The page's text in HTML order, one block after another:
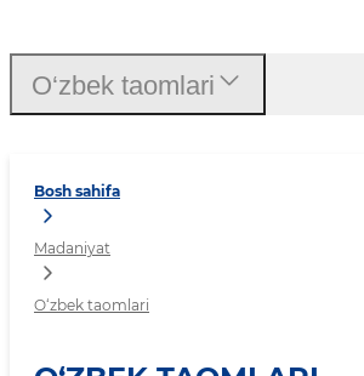
Bosh sahifa
Madaniyat
O‘zbek taomlari
O‘zbek taomlari